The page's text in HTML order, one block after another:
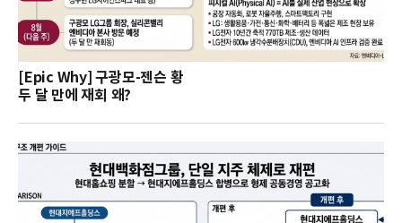
[Epic Why] 구광모-젠슨 황
두 달 만에 재회 왜?